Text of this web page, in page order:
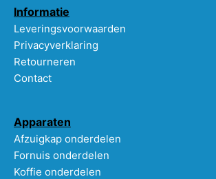
Informatie
Leveringsvoorwaarden
Privacyverklaring
Retourneren
Contact
Apparaten
Afzuigkap onderdelen
Fornuis onderdelen
Koffie onderdelen